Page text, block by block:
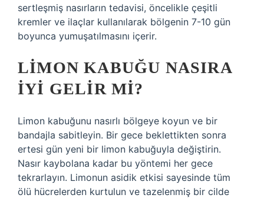
sertleşmiş nasırların tedavisi, öncelikle çeşitli
kremler ve ilaçlar kullanılarak bölgenin 7-10 gün
boyunca yumuşatılmasını içerir.
LIMON KABUĞU NASIRA
IYI GELIR MI?
Limon kabuğunu nasırlı bölgeye koyun ve bir
bandajla sabitleyin. Bir gece beklettikten sonra
ertesi gün yeni bir limon kabuğuyla değiştirin.
Nasır kaybolana kadar bu yöntemi her gece
tekrarlayın. Limonun asidik etkisi sayesinde tüm
ölü hücrelerden kurtulun ve tazelenmiş bir cilde